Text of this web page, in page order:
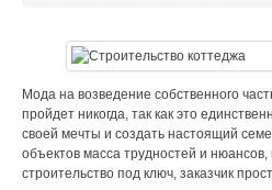
Мода на возведение собственного
пройдет никогда, так как это
своей мечты и создать настоящий
объектов масса трудностей и нюансов,
строительство под ключ, заказчик